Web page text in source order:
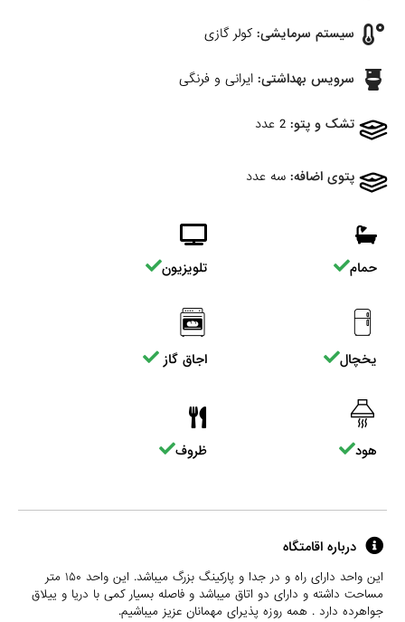
سیستم سرمایشی: کولر گازی
سرویس بهداشتی: ایرانی و فرنگی
تشک و پتو: 2 عدد
پتوی اضافه: سه عدد
حمام تلویزیون
یخچال اجاق گاز
هود ظروف
درباره اقامتگاه
این واحد دارای راه و در جدا و پارکینگ بزرگ میباشد. این واحد ۱۵۰ متر
مساحت داشته و دارای دو اتاق میباشد و فاصله بسیار کمی با دریا و ییلاق
جواهرده دارد . همه روزه پذیرای مهمانان عزیز میباشیم.